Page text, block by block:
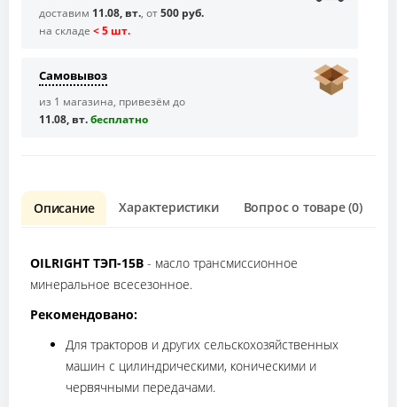
доставим 11.08, вт., от500 руб.
на складе < 5 шт.
Самовывоз
из 1 магазина, привезём до
11.08, вт.бесплaтно
Описание Характеристики Вопрос о товаре (0)
OILRIGHT ТЭП-15В - масло трансмиссионное
минеральное всесезонное.
Рекомендовано:
Для тракторов и других сельскохозяйственных
машин с цилиндрическими, коническими и
червячными передачами.